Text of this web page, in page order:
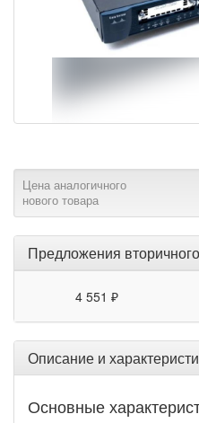
Цена аналогичного
нового товара
Предложения
4 551 ₽
Описание и
Основные